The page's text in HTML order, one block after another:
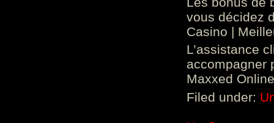
vous décidez
Casino |
L’assistance
accompagner
Maxxed
Filed under: